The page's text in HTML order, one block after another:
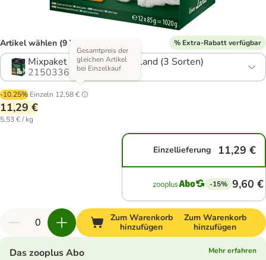
Artikel wählen (9 Varianten) % Extra-Rabatt verfügbar
Mixpaket Varietäten vom Land (3 Sorten)
2150336.6
-10.25% Einzeln 12,58 €
Gesamtpreis der
gleichen Artikel
bei Einzelkauf
11,29 €
5,53 € / kg
Einzellieferung 11,29 €
-15% 9,60 €
Zum Warenkorb
hinzufügen
Zum Warenkorb
hinzufügen
Das zooplus Abo
Mehr erfahren